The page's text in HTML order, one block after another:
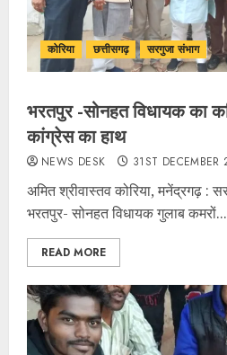
कोरिया छत्तीसगढ़ सरगुजा संभाग
भरतपुर -सोनहत विधायक का
कांग्रेस का हाथ
NEWS DESK 31ST DECEMBER
अमित श्रीवास्तव कोरिया, मनेंद्रगढ़ :
भरतपुर- सोनहत विधायक गुलाब कमरों...
READ MORE